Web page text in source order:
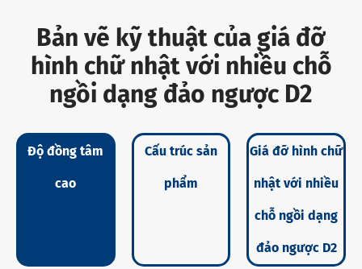
Bản vẽ kỹ thuật của giá đỡ
hình chữ nhật với nhiều chỗ
ngồi dạng đảo ngược D2
Độ đồng tâm
cao
Cấu trúc sản
phẩm
Giá đỡ hình chữ
nhật với nhiều
chỗ ngồi dạng
đảo ngược D2